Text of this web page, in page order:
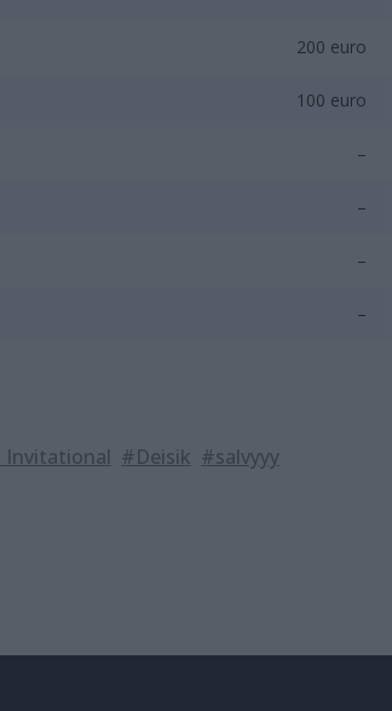
200 euro
100 euro
–
–
–
–
Invitational #Deisik #salvyyy